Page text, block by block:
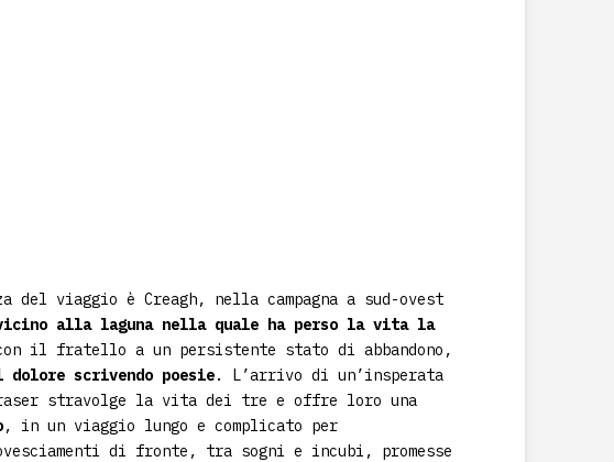
del viaggio è Creagh, nella campagna a sud-ovest
alla laguna nella quale ha perso la vita la
il fratello a un persistente stato di abbandono,
dolore scrivendo poesie. L’arrivo di un’insperata
stravolge la vita dei tre e offre loro una
, in un viaggio lungo e complicato per
di fronte, tra sogni e incubi, promesse